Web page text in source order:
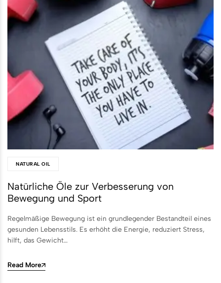
NATURAL OIL
Natürliche Öle zur Verbesserung von
Bewegung und Sport
Regelmäßige Bewegung ist ein grundlegender Bestandteil eines
gesunden Lebensstils. Es erhöht die Energie, reduziert Stress,
hilft, das Gewicht…
Read More